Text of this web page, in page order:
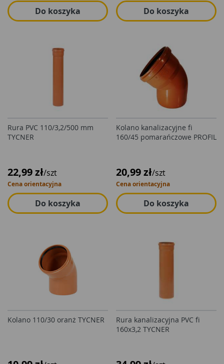
Do koszyka Do koszyka
Rura PVC 110/3,2/500 mm
TYCNER
22,99 zł/szt
Cena orientacyjna
Do koszyka
Kolano kanalizacyjne fi
160/45 pomarańczowe PROFIL
20,99 zł/szt
Cena orientacyjna
Do koszyka
Kolano 110/30 oranż TYCNER
Rura kanalizacyjna PVC fi
160x3,2 TYCNER